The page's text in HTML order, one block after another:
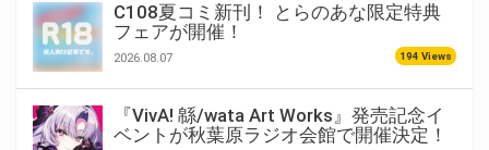
C108夏コミ新刊！ とらのあな限定特典
フェアが開催！
2026.08.07 194 Views
『VivA! 緜/wata Art Works』発売記念イ
ベントが秋葉原ラジオ会館で開催決定！